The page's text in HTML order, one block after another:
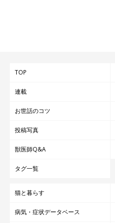
TOP
連載
お世話のコツ
投稿写真
獣医師Q&A
タグ一覧
猫と暮らす
病気・症状データベース